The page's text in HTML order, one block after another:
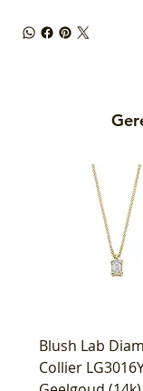
Blush Lab
Collier